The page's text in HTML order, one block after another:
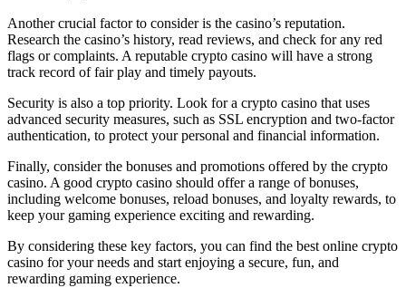
Another crucial factor to consider is the casino’s reputation.
Research the casino’s history, read reviews, and check for any red
flags or complaints. A reputable crypto casino will have a strong
track record of fair play and timely payouts.
Security is also a top priority. Look for a crypto casino that uses
advanced security measures, such as SSL encryption and two-factor
authentication, to protect your personal and financial information.
Finally, consider the bonuses and promotions offered by the crypto
casino. A good crypto casino should offer a range of bonuses,
including welcome bonuses, reload bonuses, and loyalty rewards, to
keep your gaming experience exciting and rewarding.
By considering these key factors, you can find the best online crypto
casino for your needs and start enjoying a secure, fun, and
rewarding gaming experience.